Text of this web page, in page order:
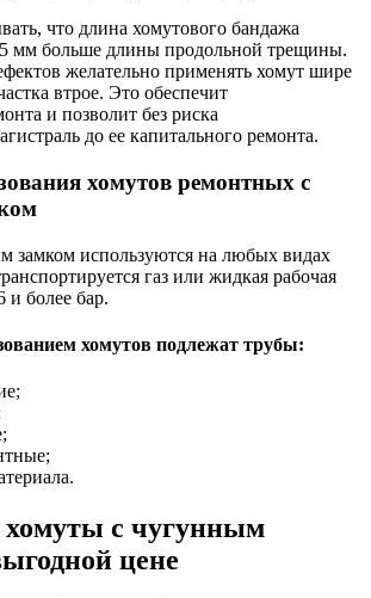
что длина хомутового бандажа
мм больше длины продольной трещины.
желательно применять хомут шире
втрое. Это обеспечит
и позволит без риска
до ее капитального ремонта.
хомутов ремонтных с
замком используются на любых видах
газ или жидкая рабочая
и более бар.
хомутов подлежат трубы:
с чугунным
цене